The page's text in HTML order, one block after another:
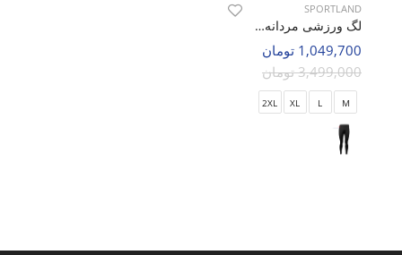
SPORTLAND
لگ ورزشی مردانه اسپورتلند Franko M
1,049,700 تومان
3,499,000 تومان
M
L
XL
2XL